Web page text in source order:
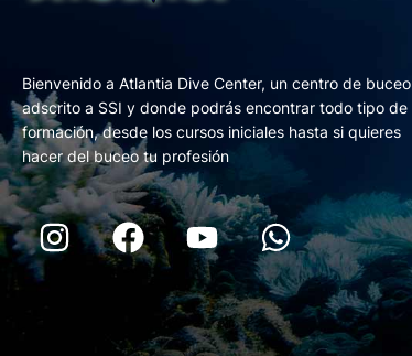
Bienvenido a Atlantia Dive Center, un centro de buceo
adscrito a SSI y donde podrás encontrar todo tipo de
formación, desde los cursos iniciales hasta si quieres
hacer del buceo tu profesión